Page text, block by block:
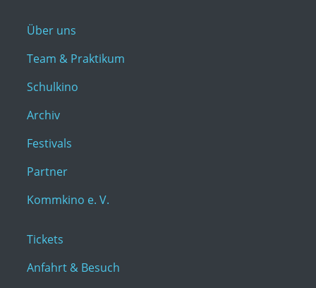
Über uns
Team & Praktikum
Schulkino
Archiv
Festivals
Partner
Kommkino e. V.
Tickets
Anfahrt & Besuch